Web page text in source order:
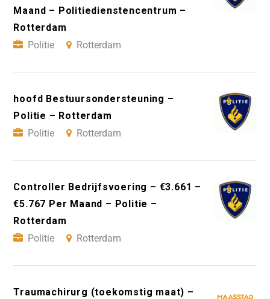
Maand – Politiedienstencentrum –
Rotterdam
Politie
Rotterdam
hoofd Bestuursondersteuning –
Politie – Rotterdam
Politie
Rotterdam
Controller Bedrijfsvoering – €3.661 –
€5.767 Per Maand – Politie –
Rotterdam
Politie
Rotterdam
Traumachirurg (toekomstig maat) –